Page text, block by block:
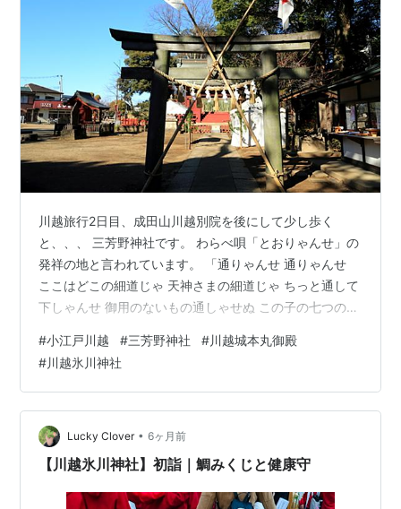
川越旅行2日目、成田山川越別院を後にして少し歩く
と、、、 三芳野神社です。 わらべ唄「とおりゃんせ」の
発祥の地と言われています。 「通りゃんせ 通りゃんせ
ここはどこの細道じゃ 天神さまの細道じゃ ちっと通して
下しゃんせ 御用のないもの通しゃせぬ この子の七つのお
わい こわいながらも通りゃんせ 通りゃんせ」 こちらが
社殿。 静かな佇まいです。 天神様。 建物も美しいで
す。 そして、すぐ近くにどーんと鎮座するこちら
は、、、 川越城本丸御殿。 中に入るとこんな感じ。 説
明です。 美しいお庭も。 「な、なにとぞー」 歴史感じ
る贅沢な空間、本丸御殿…
#小江戸川越 #三芳野神社 #川越城本丸御殿
#川越氷川神社
Lucky Clover • 6ヶ月前
【川越氷川神社】初詣｜鯛みくじと健康守